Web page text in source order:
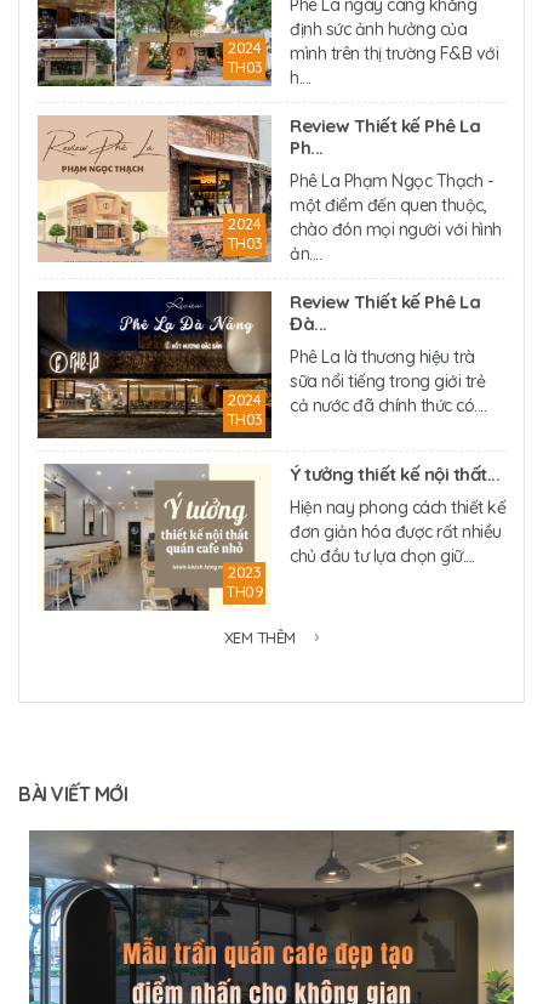
2024
TH03
Phê La ngày càng khẳng
định sức ảnh hưởng của
mình trên thị trường F&B với
h....
2024
TH03
Review Thiết kế Phê La
Ph...
Phê La Phạm Ngọc Thạch -
một điểm đến quen thuộc,
chào đón mọi người với hình
ản....
2024
TH03
Review Thiết kế Phê La
Đà...
Phê La là thương hiệu trà
sữa nổi tiếng trong giới trẻ
cả nước đã chính thức có....
2023
TH09
Ý tưởng thiết kế nội thất...
Hiện nay phong cách thiết kế
đơn giản hóa được rất nhiều
chủ đầu tư lựa chọn giữ....
XEM THÊM
BÀI VIẾT MỚI